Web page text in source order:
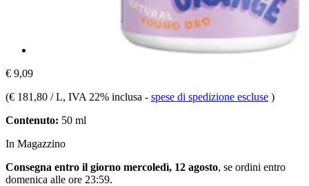
€ 9,09
(€ 181,80 / L, IVA 22% inclusa - spese di spedizione escluse )
Contenuto: 50 ml
In Magazzino
Consegna entro il giorno mercoledì, 12 agosto, se ordini entro
domenica alle ore 23:59.